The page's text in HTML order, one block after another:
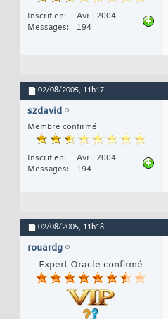
Inscrit en
Avril 2004
Messages
194
02/08/2005, 11h17
szdavid
Membre confirmé
Inscrit en
Avril 2004
Messages
194
02/08/2005, 11h18
rouardg
Expert Oracle confirmé